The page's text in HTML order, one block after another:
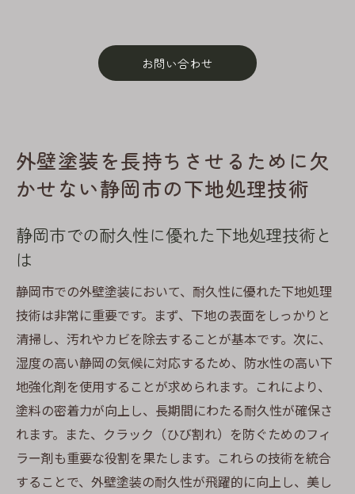
お問い合わせ
外壁塗装を長持ちさせるために欠
かせない静岡市の下地処理技術
静岡市での耐久性に優れた下地処理技術と
は
静岡市での外壁塗装において、耐久性に優れた下地処理
技術は非常に重要です。まず、下地の表面をしっかりと
清掃し、汚れやカビを除去することが基本です。次に、
湿度の高い静岡の気候に対応するため、防水性の高い下
地強化剤を使用することが求められます。これにより、
塗料の密着力が向上し、長期間にわたる耐久性が確保さ
れます。また、クラック（ひび割れ）を防ぐためのフィ
ラー剤も重要な役割を果たします。これらの技術を統合
することで、外壁塗装の耐久性が飛躍的に向上し、美し